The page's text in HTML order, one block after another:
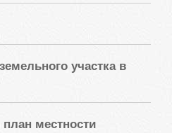
участка в
местности